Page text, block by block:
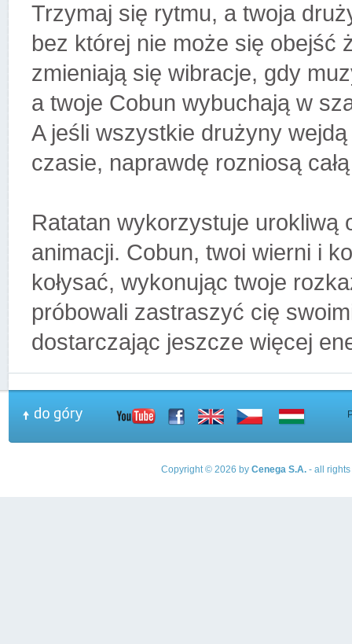
Trzymaj się rytmu, a twoja
bez której nie może się obejść
zmieniają się wibracje, gdy
a twoje Cobun wybuchają w
A jeśli wszystkie drużyny
czasie, naprawdę rozniosą
Ratatan wykorzystuje urokliwą
animacji. Cobun, twoi wierni i
kołysać, wykonując twoje
próbowali zastraszyć cię
dostarczając jeszcze więcej
Copyright © 2026 by Cenega S.A.- all rights